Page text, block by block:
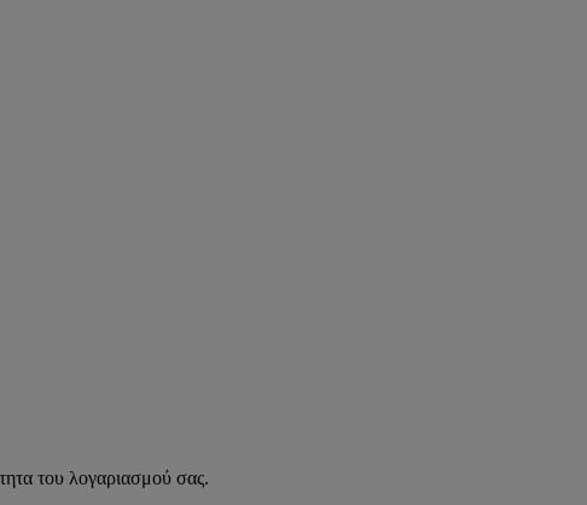
του λογαριασμού σας.